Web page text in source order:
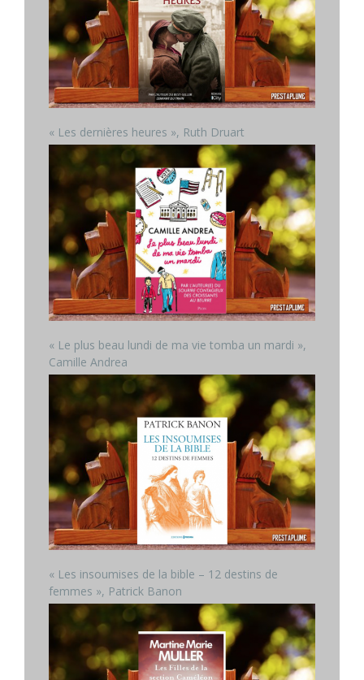
« Les dernières heures », Ruth Druart
« Le plus beau lundi de ma vie tomba un mardi »,
Camille Andrea
« Les insoumises de la bible – 12 destins de
femmes », Patrick Banon